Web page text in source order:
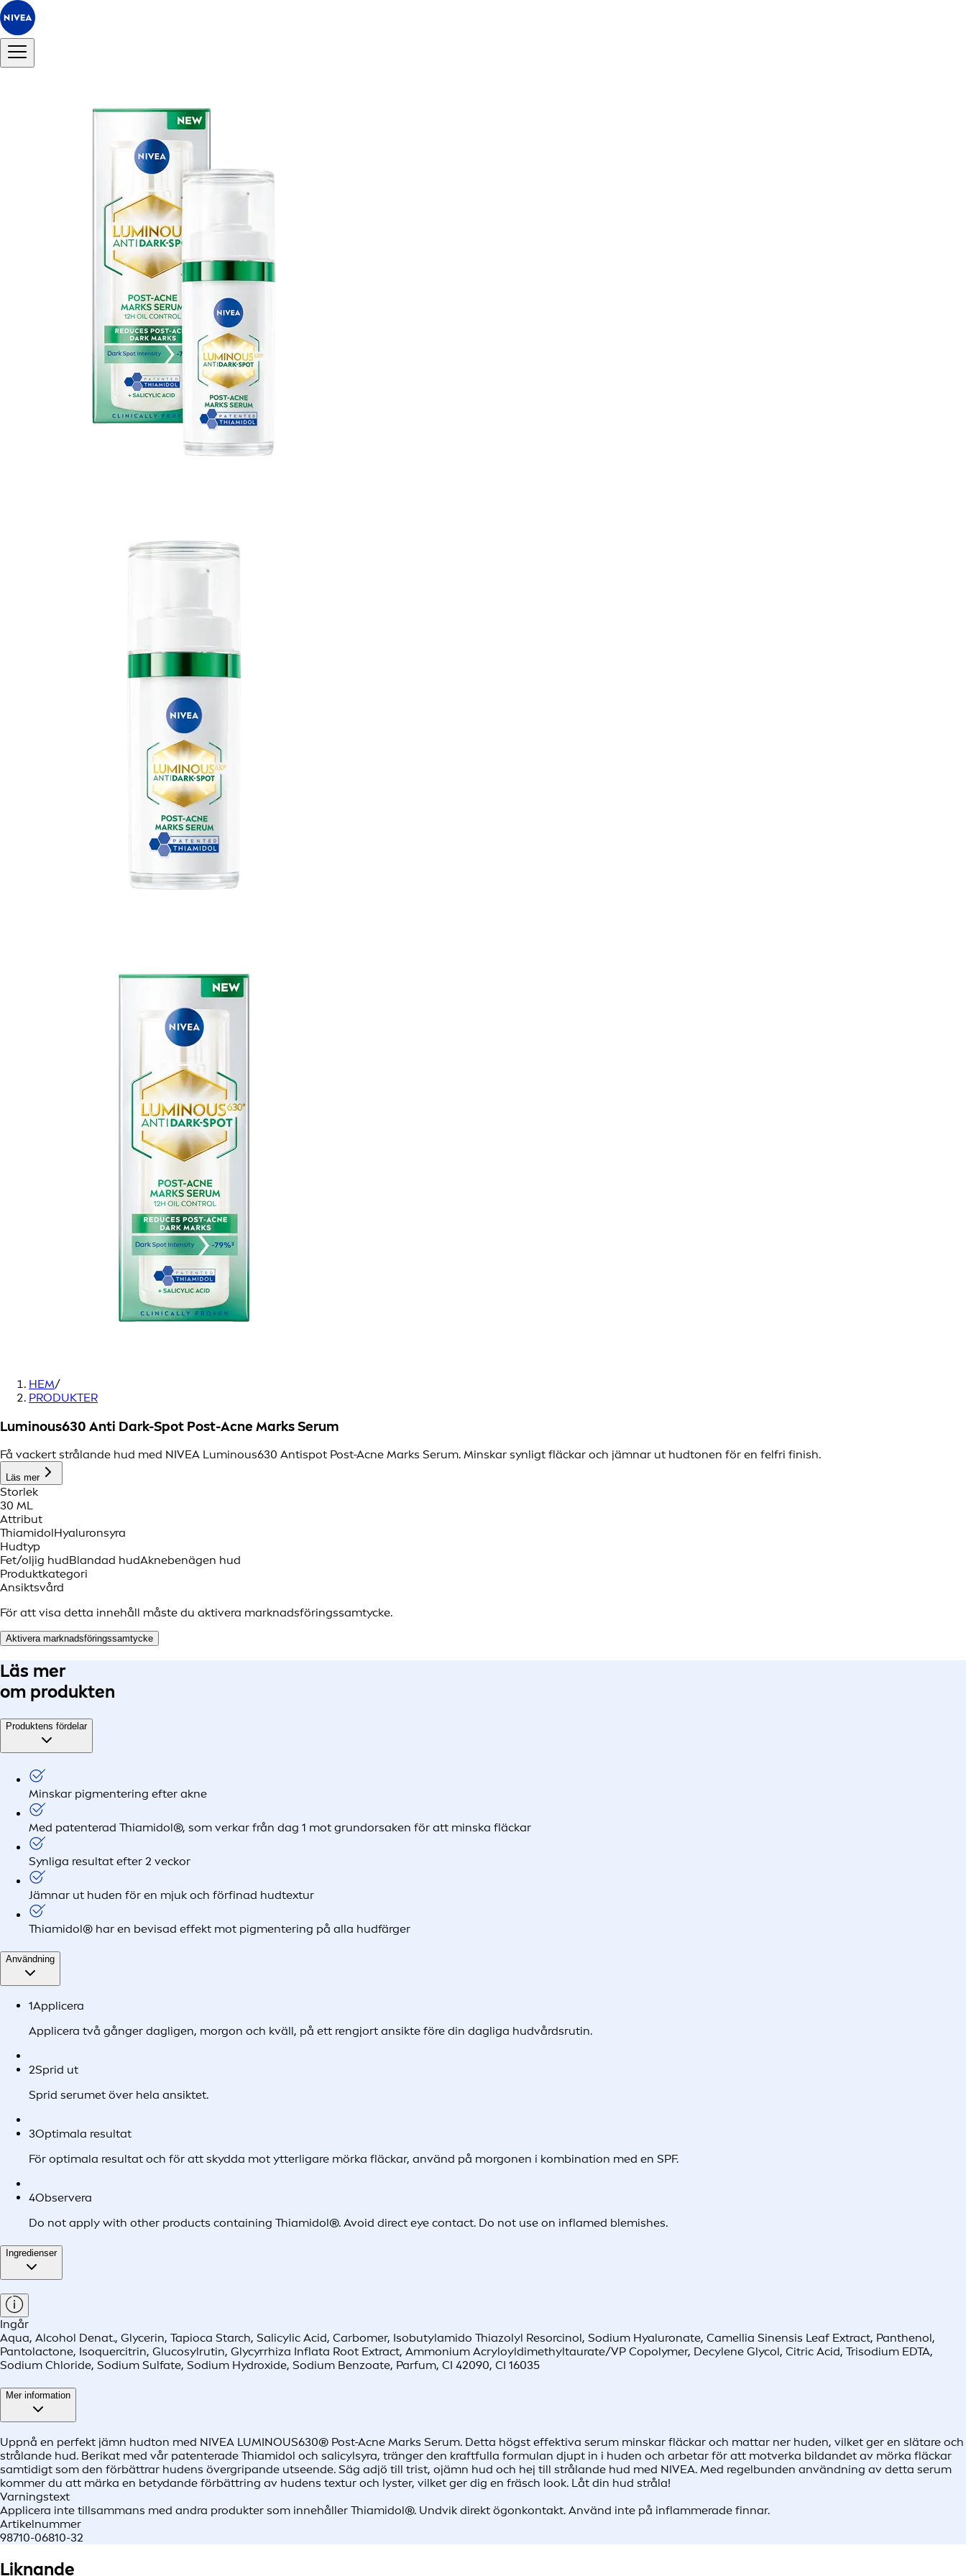
HEM/
PRODUKTER
Luminous630 Anti Dark-Spot Post-Acne Marks Serum
Få vackert strålande hud med NIVEA Luminous630 Antispot Post-Acne Marks Serum. Minskar synligt fläckar och jämnar ut hudtonen för en felfri finish.
Läs mer
Storlek
30 ML
Attribut
ThiamidolHyaluronsyra
Hudtyp
Fet/oljig hudBlandad hudAknebenägen hud
Produktkategori
Ansiktsvård
För att visa detta innehåll måste du aktivera marknadsföringssamtycke.
Aktivera marknadsföringssamtycke
Läs mer
om produkten
Produktens fördelar
Minskar pigmentering efter akne
Med patenterad Thiamidol®, som verkar från dag 1 mot grundorsaken för att minska fläckar
Synliga resultat efter 2 veckor
Jämnar ut huden för en mjuk och förfinad hudtextur
Thiamidol® har en bevisad effekt mot pigmentering på alla hudfärger
Användning
1Applicera
Applicera två gånger dagligen, morgon och kväll, på ett rengjort ansikte före din dagliga hudvårdsrutin.
2Sprid ut
Sprid serumet över hela ansiktet.
3Optimala resultat
För optimala resultat och för att skydda mot ytterligare mörka fläckar, använd på morgonen i kombination med en SPF.
4Observera
Do not apply with other products containing Thiamidol®. Avoid direct eye contact. Do not use on inflamed blemishes.
Ingredienser
Ingår
Aqua, Alcohol Denat., Glycerin, Tapioca Starch, Salicylic Acid, Carbomer, Isobutylamido Thiazolyl Resorcinol, Sodium Hyaluronate, Camellia Sinensis Leaf Extract, Panthenol,
Pantolactone, Isoquercitrin, Glucosylrutin, Glycyrrhiza Inflata Root Extract, Ammonium Acryloyldimethyltaurate/VP Copolymer, Decylene Glycol, Citric Acid, Trisodium EDTA,
Sodium Chloride, Sodium Sulfate, Sodium Hydroxide, Sodium Benzoate, Parfum, CI 42090, CI 16035
Mer information
Uppnå en perfekt jämn hudton med NIVEA LUMINOUS630® Post-Acne Marks Serum. Detta högst effektiva serum minskar fläckar och mattar ner huden, vilket ger en slätare och
strålande hud. Berikat med vår patenterade Thiamidol och salicylsyra, tränger den kraftfulla formulan djupt in i huden och arbetar för att motverka bildandet av mörka fläckar
samtidigt som den förbättrar hudens övergripande utseende. Säg adjö till trist, ojämn hud och hej till strålande hud med NIVEA. Med regelbunden användning av detta serum
kommer du att märka en betydande förbättring av hudens textur och lyster, vilket ger dig en fräsch look. Låt din hud stråla!
Varningstext
Applicera inte tillsammans med andra produkter som innehåller Thiamidol®. Undvik direkt ögonkontakt. Använd inte på inflammerade finnar.
Artikelnummer
98710-06810-32
Liknande